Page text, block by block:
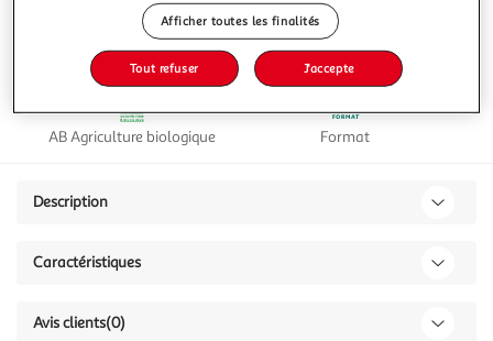
Interdit femme enceinte
Eurofeuille - Bio européen
AB Agriculture biologique Format
Description
Caractéristiques
Avis clients(0)
Afficher toutes les finalités
Tout refuser J'accepte